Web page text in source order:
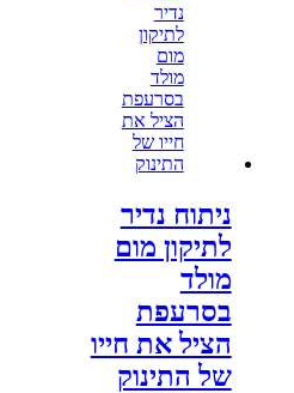
ניתוח נדיר
לתיקון מום
מולד
בסרעפת
הציל את חייו
של התינוק